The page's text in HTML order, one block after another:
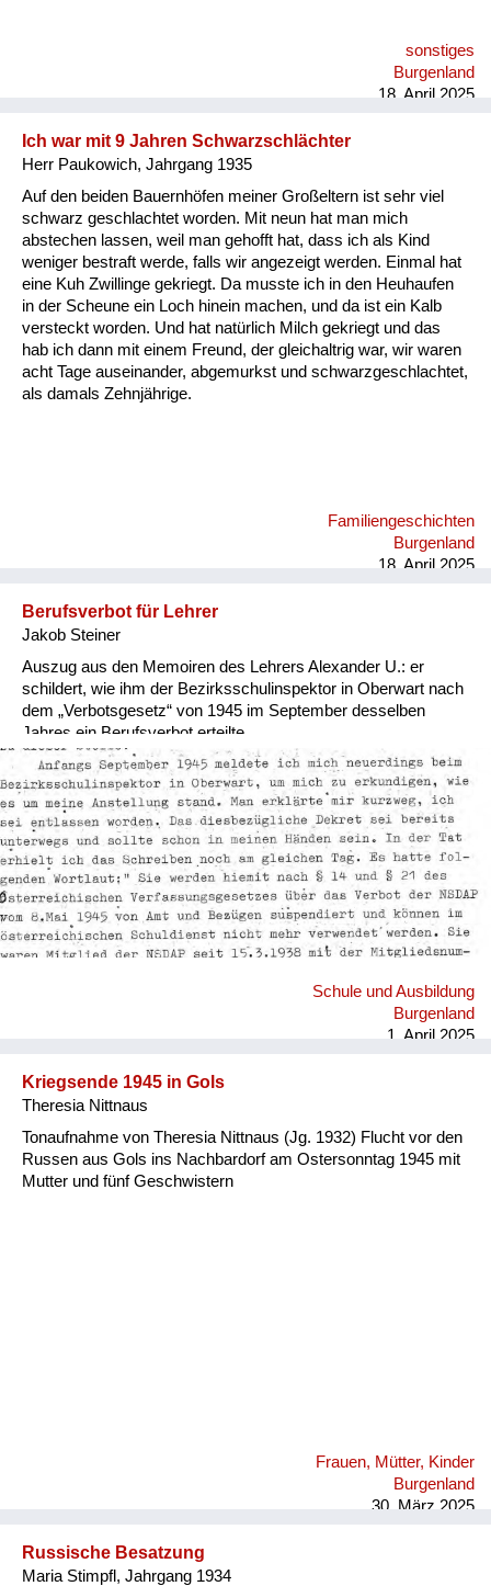
sonstiges
Burgenland
18. April 2025
Ich war mit 9 Jahren Schwarzschlächter
Herr Paukowich, Jahrgang 1935
Auf den beiden Bauernhöfen meiner Großeltern ist sehr viel
schwarz geschlachtet worden. Mit neun hat man mich
abstechen lassen, weil man gehofft hat, dass ich als Kind
weniger bestraft werde, falls wir angezeigt werden. Einmal hat
eine Kuh Zwillinge gekriegt. Da musste ich in den Heuhaufen
in der Scheune ein Loch hinein machen, und da ist ein Kalb
versteckt worden. Und hat natürlich Milch gekriegt und das
hab ich dann mit einem Freund, der gleichaltrig war, wir waren
acht Tage auseinander, abgemurkst und schwarzgeschlachtet,
als damals Zehnjährige.
Familiengeschichten
Burgenland
18. April 2025
Berufsverbot für Lehrer
Jakob Steiner
Auszug aus den Memoiren des Lehrers Alexander U.: er
schildert, wie ihm der Bezirksschulinspektor in Oberwart nach
dem „Verbotsgesetz“ von 1945 im September desselben
Jahres ein Berufsverbot erteilte.
Schule und Ausbildung
Burgenland
1. April 2025
Kriegsende 1945 in Gols
Theresia Nittnaus
Tonaufnahme von Theresia Nittnaus (Jg. 1932) Flucht vor den
Russen aus Gols ins Nachbardorf am Ostersonntag 1945 mit
Mutter und fünf Geschwistern
Frauen, Mütter, Kinder
Burgenland
30. März 2025
Russische Besatzung
Maria Stimpfl, Jahrgang 1934